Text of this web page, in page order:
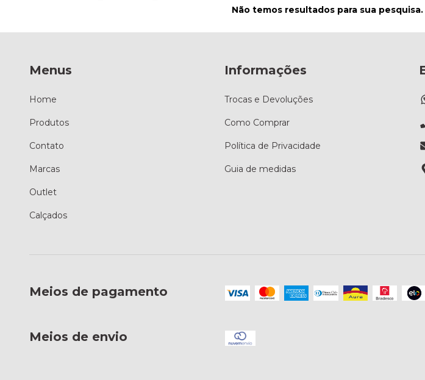
Não temos resultados para sua
Menus
Home
Produtos
Contato
Marcas
Outlet
Calçados
Informações
Trocas e Devoluções
Como Comprar
Política de Privacidade
Guia de medidas
Meios de pagamento
Meios de envio